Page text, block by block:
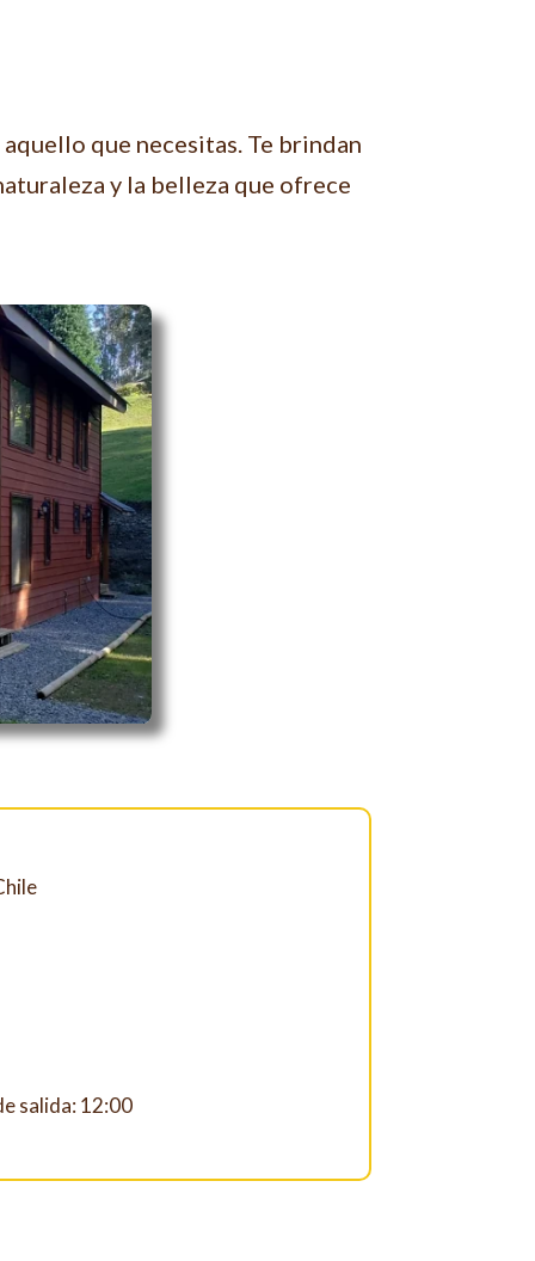
que necesitas. Te brindan
y la belleza que ofrece
salida: 12:00